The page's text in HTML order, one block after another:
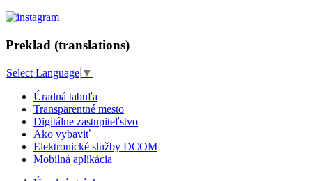
Preklad (translations)
Select Language ▼
Úradná tabuľa
Transparentné mesto
Digitálne zastupiteľstvo
Ako vybaviť
Elektronické služby DCOM
Mobilná aplikácia